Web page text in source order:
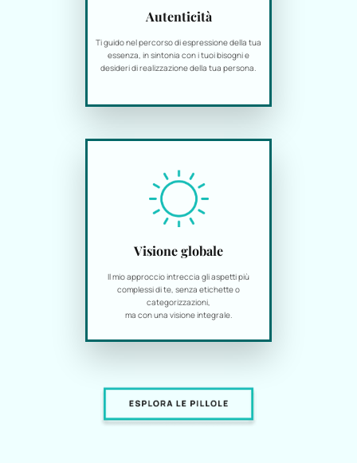
Autenticità
Ti guido nel percorso di espressione della tua
essenza, in sintonia con i tuoi bisogni e
desideri di realizzazione della tua persona.
Visione globale
Il mio approccio intreccia gli aspetti più
complessi di te, senza etichette o
categorizzazioni,
ma con una visione integrale.